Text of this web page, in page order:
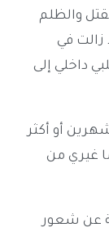
والظلم
زالت في
داخلي إلى
أو أكثر
غيري من
عن شعور